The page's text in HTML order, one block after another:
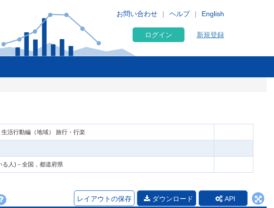
English
お問い合わせ ヘルプ
ログイン 新規登録
活行動編（地域） 旅行・行楽
る人)－全国，都道府県
レイアウトの保存 ダウンロード API